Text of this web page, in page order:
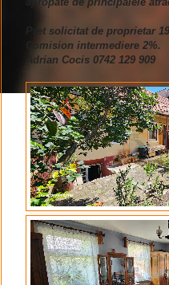
Pret solicitat de proprietar
Comision intermediere 2%.
Adrian Cocis 0742 129 909